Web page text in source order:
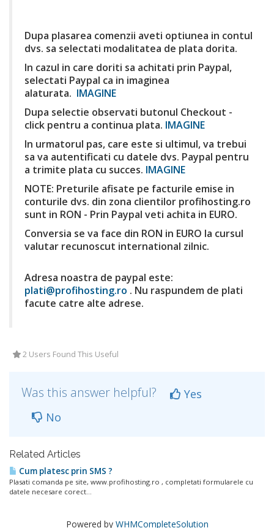
Dupa plasarea comenzii aveti optiunea in contul
dvs. sa selectati modalitatea de plata dorita.
In cazul in care doriti sa achitati prin Paypal,
selectati Paypal ca in imaginea
alaturata. IMAGINE
Dupa selectie observati butonul Checkout -
click pentru a continua plata. IMAGINE
In urmatorul pas, care este si ultimul, va trebui
sa va autentificati cu datele dvs. Paypal pentru
a trimite plata cu succes. IMAGINE
NOTE: Preturile afisate pe facturile emise in
conturile dvs. din zona clientilor profihosting.ro
sunt in RON - Prin Paypal veti achita in EURO.
Conversia se va face din RON in EURO la cursul
valutar recunoscut international zilnic.
Adresa noastra de paypal este:
plati@profihosting.ro . Nu raspundem de plati
facute catre alte adrese.
2 Users Found This Useful
Was this answer helpful?
Yes
No
Related Articles
Cum platesc prin SMS ?
Plasati comanda pe site, www.profihosting.ro , completati formularele cu
datele necesare corect...
Powered by WHMCompleteSolution